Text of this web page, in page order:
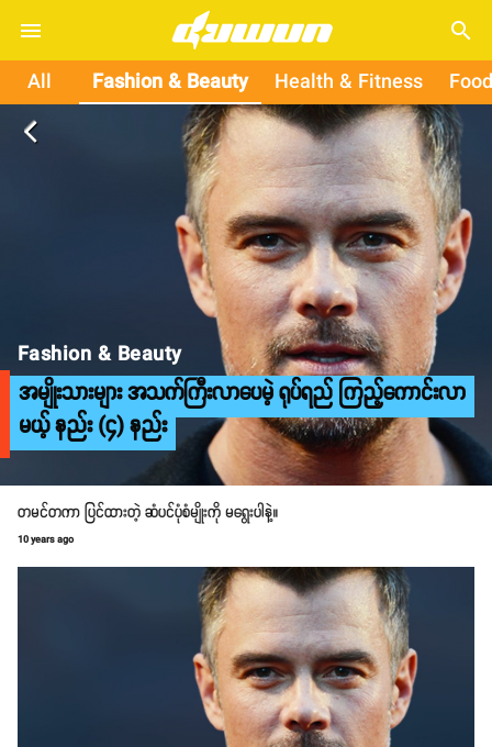
search
All Fashion & Beauty Health & Fitness
arrow_back_ios
Fashion & Beauty
အမျိုးသားများ အသက်ကြီးလာပေမဲ့ ရုပ်ရည် ကြည့်ကောင်းလာ
မယ့် နည်း (၄) နည်း
တမင်တကာ ပြင်ထားတဲ့ ဆံပင်ပုံစံမျိုးကို မရွေးပါနဲ့။
10 years ago